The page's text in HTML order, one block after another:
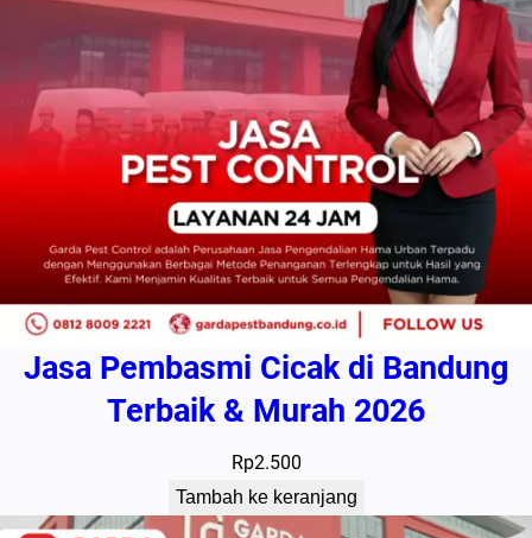
Jasa Pembasmi Cicak di Bandung
Terbaik & Murah 2026
Rp2.500
Tambah ke keranjang